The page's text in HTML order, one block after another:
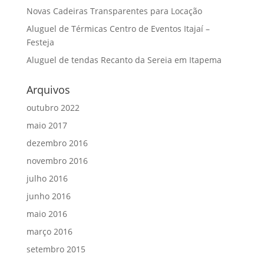
Novas Cadeiras Transparentes para Locação
Aluguel de Térmicas Centro de Eventos Itajaí –
Festeja
Aluguel de tendas Recanto da Sereia em Itapema
Arquivos
outubro 2022
maio 2017
dezembro 2016
novembro 2016
julho 2016
junho 2016
maio 2016
março 2016
setembro 2015